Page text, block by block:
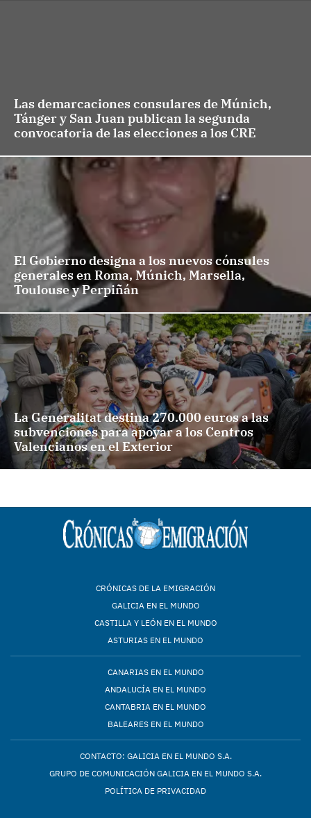
Las demarcaciones consulares de Múnich,
Tánger y San Juan publican la segunda
convocatoria de las elecciones a los CRE
El Gobierno designa a los nuevos cónsules
generales en Roma, Múnich, Marsella,
Toulouse y Perpiñán
La Generalitat destina 270.000 euros a las
subvenciones para apoyar a los Centros
Valencianos en el Exterior
CRÓNICAS DE LA EMIGRACIÓN
GALICIA EN EL MUNDO
CASTILLA Y LEÓN EN EL MUNDO
ASTURIAS EN EL MUNDO
CANARIAS EN EL MUNDO
ANDALUCÍA EN EL MUNDO
CANTABRIA EN EL MUNDO
BALEARES EN EL MUNDO
CONTACTO: GALICIA EN EL MUNDO S.A.
GRUPO DE COMUNICACIÓN GALICIA EN EL MUNDO S.A.
POLÍTICA DE PRIVACIDAD